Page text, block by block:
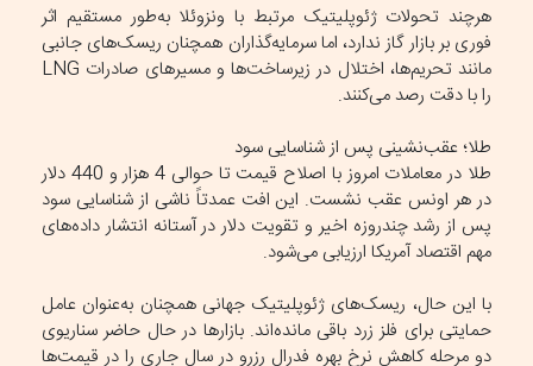
هرچند تحولات ژئوپلیتیک مرتبط با ونزوئلا به‌طور مستقیم اثر
فوری بر بازار گاز ندارد، اما سرمایه‌گذاران همچنان ریسک‌های جانبی
مانند تحریم‌ها، اختلال در زیرساخت‌ها و مسیر‌های صادرات LNG
را با دقت رصد می‌کنند.
طلا؛ عقب‌نشینی پس از شناسایی سود
طلا در معاملات امروز با اصلاح قیمت تا حوالی 4 هزار و 440 دلار
در هر اونس عقب نشست. این افت عمدتاً ناشی از شناسایی سود
پس از رشد چندروزه اخیر و تقویت دلار در آستانه انتشار داده‌های
مهم اقتصاد آمریکا ارزیابی می‌شود.
با این حال، ریسک‌های ژئوپلیتیک جهانی همچنان به‌عنوان عامل
حمایتی برای فلز زرد باقی مانده‌اند. بازار‌ها در حال حاضر سناریوی
دو مرحله کاهش نرخ بهره فدرال رزرو در سال جاری را در قیمت‌ها